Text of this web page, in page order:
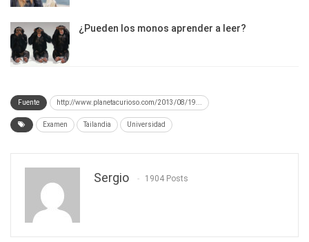
¿Pueden los monos aprender a leer?
Fuente http://www.planetacurioso.com/2013/08/19...
Examen Tailandia Universidad
Sergio 1904 Posts